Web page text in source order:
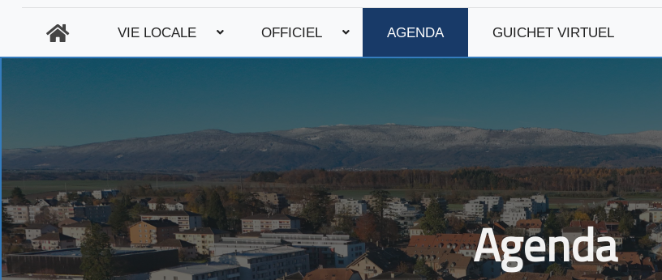
VIE LOCALE OFFICIEL AGENDA GUICHET VIRTUEL
Agenda